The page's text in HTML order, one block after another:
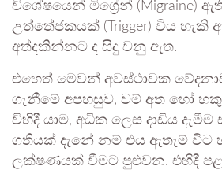
විශේෂයෙන් මිග්‍රේන් (Migraine)
උත්තේජකයක් (Trigger) විය හැකි
අත්දකින්නට ද සිදු වනු ඇත.
එහෙත් මෙවන් අවස්ථාවක
ගැනීමේ අපහසුව, වම් අත හෝ හකු
විහිදී යාම, අධික ලෙස දාඩිය
ගතියක් දැනේ නම් එය ඇතැම් විට
ලක්ෂණයක් වීමට පුළුවන. එහිදී